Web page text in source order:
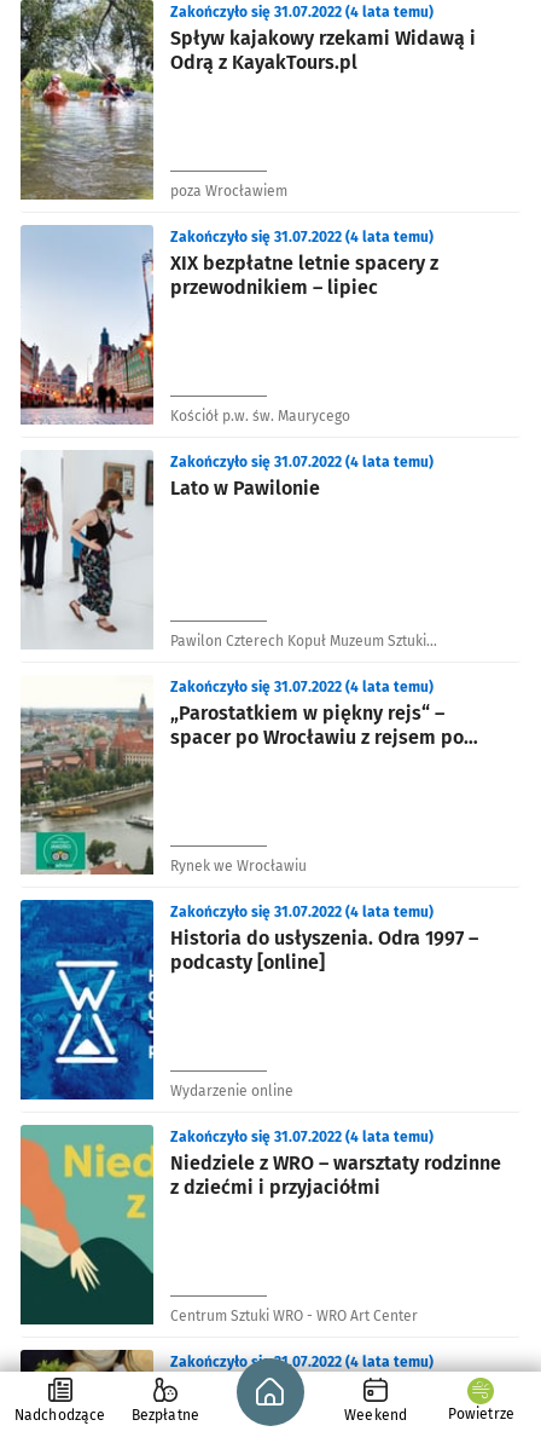
Spływ kajakowy rzekami Widawą i
Odrą z KayakTours.pl
Zakończyło się 31.07.2022 (4 lata temu)
poza Wrocławiem
XIX bezpłatne letnie spacery z
przewodnikiem – lipiec
Zakończyło się 31.07.2022 (4 lata temu)
Kościół p.w. św. Maurycego
Lato w Pawilonie
Zakończyło się 31.07.2022 (4 lata temu)
Pawilon Czterech Kopuł Muzeum Sztuki
„Parostatkiem w piękny rejs“ –
spacer po Wrocławiu z rejsem po
Zakończyło się 31.07.2022 (4 lata temu)
Rynek we Wrocławiu
Historia do usłyszenia. Odra 1997 –
podcasty [online]
Zakończyło się 31.07.2022 (4 lata temu)
Wydarzenie online
Niedziele z WRO – warsztaty rodzinne
z dziećmi i przyjaciółmi
Zakończyło się 31.07.2022 (4 lata temu)
Centrum Sztuki WRO - WRO Art Center
Zrób sobie piknik w Hali Stulecia!
Zakończyło się 31.07.2022 (4 lata temu)
Nadchodzące Bezpłatne
Strona główna - wroclaw.pl
Weekend Powietrze